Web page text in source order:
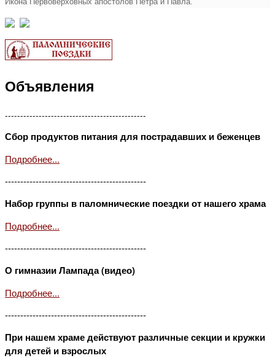
Объявления
----------------------------------------------
Сбор продуктов питания для пострадавших и беженцев
Подробнее...
----------------------------------------------
Набор группы в паломнические поездки от нашего храма
Подробнее...
----------------------------------------------
О гимназии Лампада (видео)
Подробнее...
----------------------------------------------
При нашем храме действуют различные секции и кружки
для детей и взрослых